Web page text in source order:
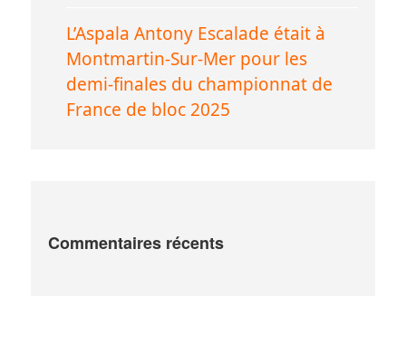
L’Aspala Antony Escalade était à
Montmartin-Sur-Mer pour les
demi-finales du championnat de
France de bloc 2025
Commentaires récents